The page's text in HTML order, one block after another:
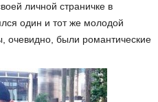
личной страничке в
один и тот же молодой
очевидно, были романтические